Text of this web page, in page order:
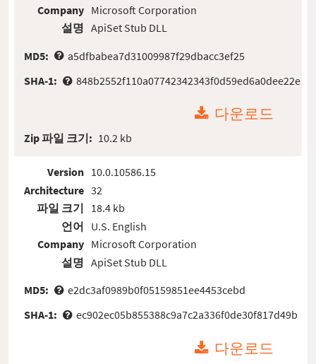
Company
설명
Microsoft Corporation
ApiSet Stub DLL
MD5:
a5dfbabea7d31009987f29dbacc3ef25
SHA-1:
848b2552f110a07742342343f0d59ed6a0dee22e
다운로드
Zip 파일 크기: 10.2 kb
Version
Architecture
파일 크기
언어
Company
설명
10.0.10586.15
32
18.4 kb
U.S. English
Microsoft Corporation
ApiSet Stub DLL
MD5:
e2dc3af0989b0f05159851ee4453cebd
SHA-1:
ec902ec05b855388c9a7c2a336f0de30f817d49b
다운로드